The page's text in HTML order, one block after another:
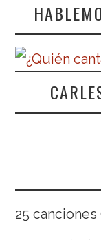
25 canciones